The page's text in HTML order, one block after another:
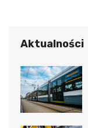
Aktualności